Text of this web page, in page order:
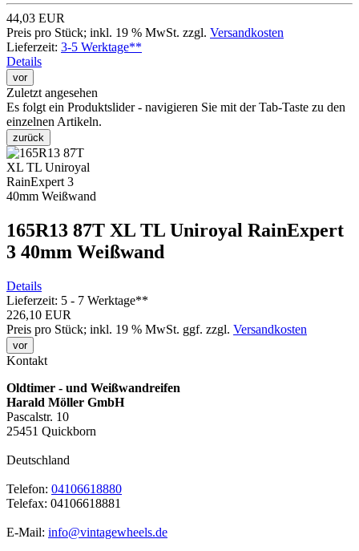
44,03 EUR
Preis pro Stück; inkl. 19 % MwSt. zzgl. Versandkosten
Lieferzeit: 3-5 Werktage**
Details
vor
Zuletzt angesehen
Es folgt ein Produktslider - navigieren Sie mit der Tab-Taste zu den
einzelnen Artikeln.
zurück
165R13 87T XL TL Uniroyal RainExpert
3 40mm Weißwand
Details
Lieferzeit: 5 - 7 Werktage**
226,10 EUR
Preis pro Stück; inkl. 19 % MwSt. ggf. zzgl. Versandkosten
vor
Kontakt
Oldtimer - und Weißwandreifen
Harald Möller GmbH
Pascalstr. 10
25451 Quickborn
Deutschland
Telefon: 04106618880
Telefax: 04106618881
E-Mail: info@vintagewheels.de